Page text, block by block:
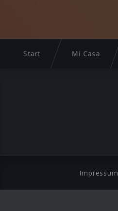
Start Mi Casa
Impressum